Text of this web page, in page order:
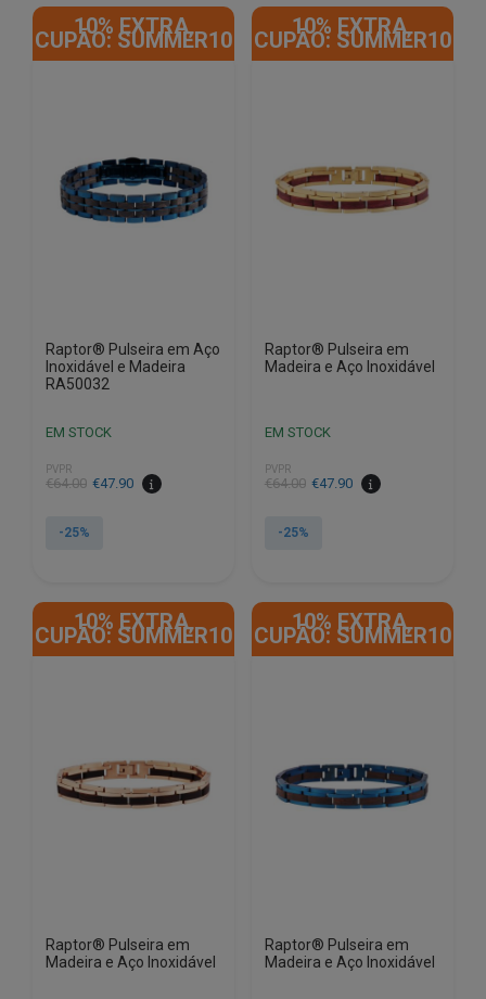
10% EXTRA,
CUPÃO: SUMMER10
Raptor® Pulseira em Aço
Inoxidável e Madeira
RA50032
EM STOCK
PVPR
€64.00
O
original
€47.90
O
atual
-25%
10% EXTRA,
CUPÃO: SUMMER10
Raptor® Pulseira em
Madeira e Aço Inoxidável
EM STOCK
PVPR
€64.00
O
original
€47.90
O
atual
-25%
10% EXTRA,
CUPÃO: SUMMER10
Raptor® Pulseira em
Madeira e Aço Inoxidável
10% EXTRA,
CUPÃO: SUMMER10
Raptor® Pulseira em
Madeira e Aço Inoxidável